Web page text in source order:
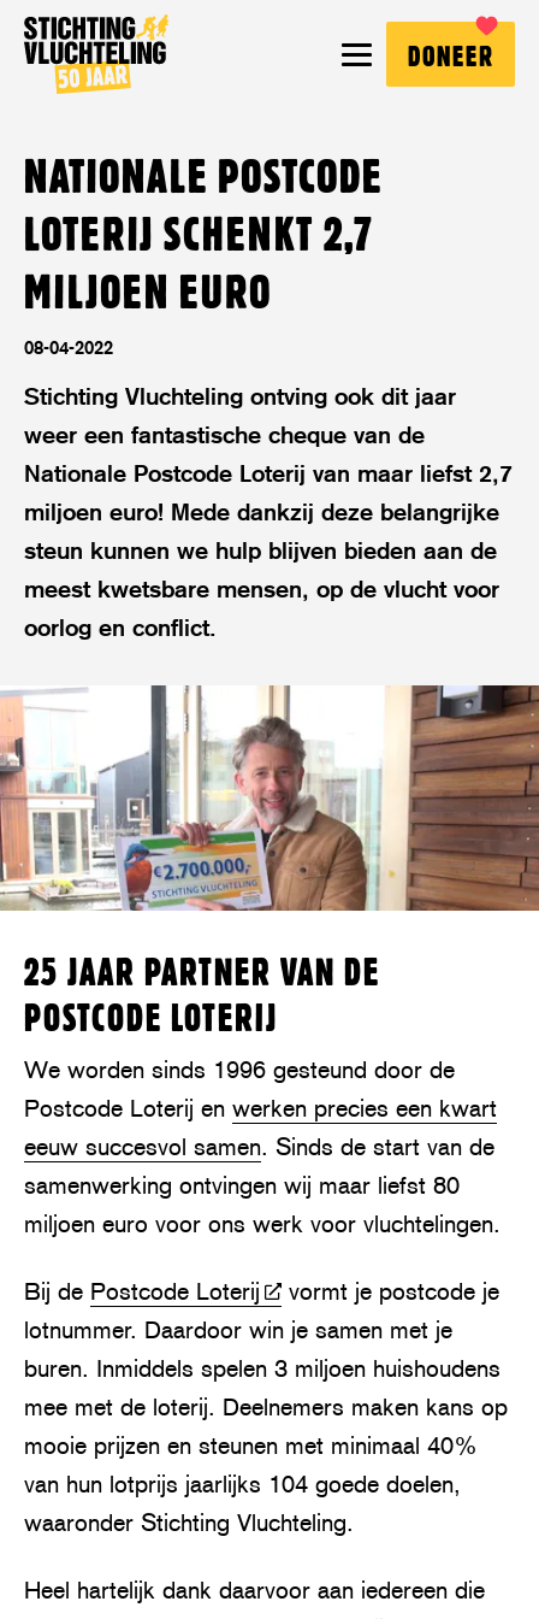
DONEER
NATIONALE POSTCODE
LOTERIJ SCHENKT 2,7
MILJOEN EURO
08-04-2022
Stichting Vluchteling ontving ook dit jaar
weer een fantastische cheque van de
Nationale Postcode Loterij van maar liefst 2,7
miljoen euro! Mede dankzij deze belangrijke
steun kunnen we hulp blijven bieden aan de
meest kwetsbare mensen, op de vlucht voor
oorlog en conflict.
25 JAAR PARTNER VAN DE
POSTCODE LOTERIJ
We worden sinds 1996 gesteund door de
Postcode Loterij en werken precies een kwart
eeuw succesvol samen. Sinds de start van de
samenwerking ontvingen wij maar liefst 80
miljoen euro voor ons werk voor vluchtelingen.
Bij de Postcode Loterij
vormt je postcode je
lotnummer. Daardoor win je samen met je
buren. Inmiddels spelen 3 miljoen huishoudens
mee met de loterij. Deelnemers maken kans op
mooie prijzen en steunen met minimaal 40%
van hun lotprijs jaarlijks 104 goede doelen,
waaronder Stichting Vluchteling.
Heel hartelijk dank daarvoor aan iedereen die